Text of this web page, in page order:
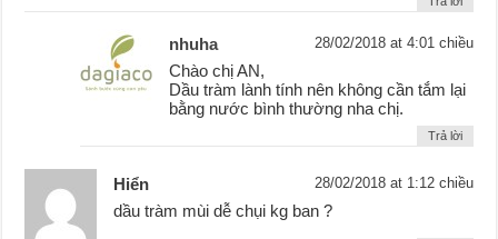
nhuha 28/02/2018 at 4:01 chiều
Chào chị AN,
Dầu tràm lành tính nên không cần tắm lại
bằng nước bình thường nha chị.
Trả lời
Hiển 28/02/2018 at 1:12 chiều
dầu tràm mùi dễ chụi kg ban ?